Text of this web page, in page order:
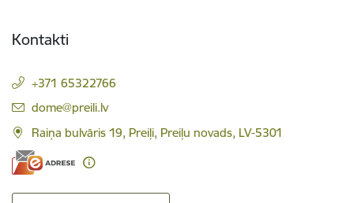
Kontakti
+371 65322766
E-pasts:
dome@preili.lv
Raiņa bulvāris 19, Preiļi, Preiļu novads, LV-5301